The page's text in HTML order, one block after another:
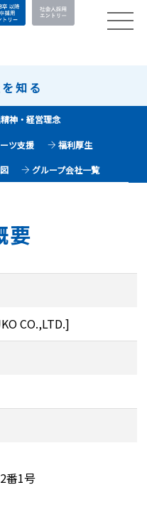
知る
神・経営理念
ツ支援 福利厚生
グループ会社一覧
要
CO.,LTD.]
番1号